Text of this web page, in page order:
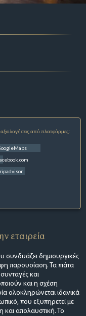
από πλατφόρμες:
εταιρεία
συνδυάζει δημιουργικές
παρουσίαση. Τα πιάτα
και
και η σχέση
ολοκληρώνεται ιδανικά
που εξυπηρετεί με
και απολαυστική. Το